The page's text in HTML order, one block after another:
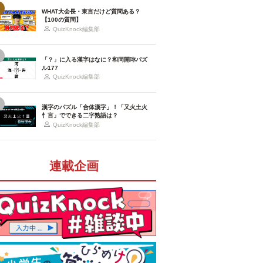
WHAT大会長・東言だけど質問ある？
【100の質問】
QuizKnock編集部
「？」に入る漢字はなに？和同開珎パズ
ル177
QuizKnock編集部
漢字のパズル「合体漢字」！「又火土火
忄言」でできる二字熟語は？
QuizKnock編集部
連載企画